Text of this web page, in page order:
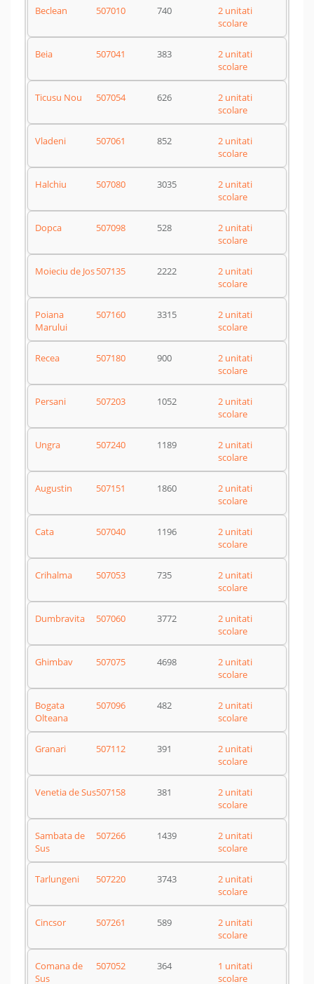
Beclean 507010 740
2 unitati
scolare
Beia 507041 383
2 unitati
scolare
Ticusu Nou 507054 626
2 unitati
scolare
Vladeni 507061 852
2 unitati
scolare
Halchiu 507080 3035
2 unitati
scolare
Dopca 507098 528
2 unitati
scolare
Moieciu de Jos507135 2222
2 unitati
scolare
Poiana
Marului
507160 3315
2 unitati
scolare
Recea 507180 900
2 unitati
scolare
Persani 507203 1052
2 unitati
scolare
Ungra 507240 1189
2 unitati
scolare
Augustin 507151 1860
2 unitati
scolare
Cata 507040 1196
2 unitati
scolare
Crihalma 507053 735
2 unitati
scolare
Dumbravita 507060 3772
2 unitati
scolare
Ghimbav 507075 4698
2 unitati
scolare
Bogata
Olteana
507096 482
2 unitati
scolare
Granari 507112 391
2 unitati
scolare
Venetia de Sus507158 381
2 unitati
scolare
Sambata de
Sus
507266 1439
2 unitati
scolare
Tarlungeni 507220 3743
2 unitati
scolare
Cincsor 507261 589
2 unitati
scolare
Comana de
Sus
507052 364
1 unitati
scolare